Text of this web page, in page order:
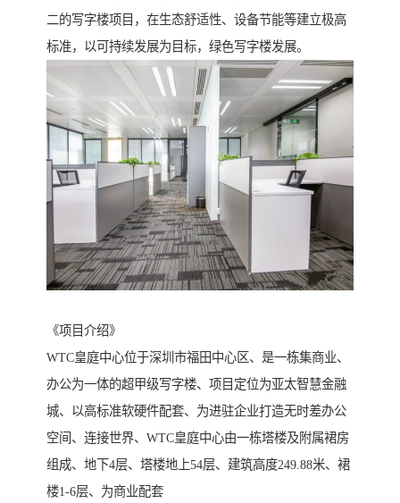
二的写字楼项目，在生态舒适性、设备节能等建立极高
标准，以可持续发展为目标，绿色写字楼发展。
《项目介绍》
WTC皇庭中心位于深圳市福田中心区、是一栋集商业、
办公为一体的超甲级写字楼、项目定位为亚太智慧金融
城、以高标准软硬件配套、为进驻企业打造无时差办公
空间、连接世界、WTC皇庭中心由一栋塔楼及附属裙房
组成、地下4层、塔楼地上54层、建筑高度249.88米、裙
楼1-6层、为商业配套